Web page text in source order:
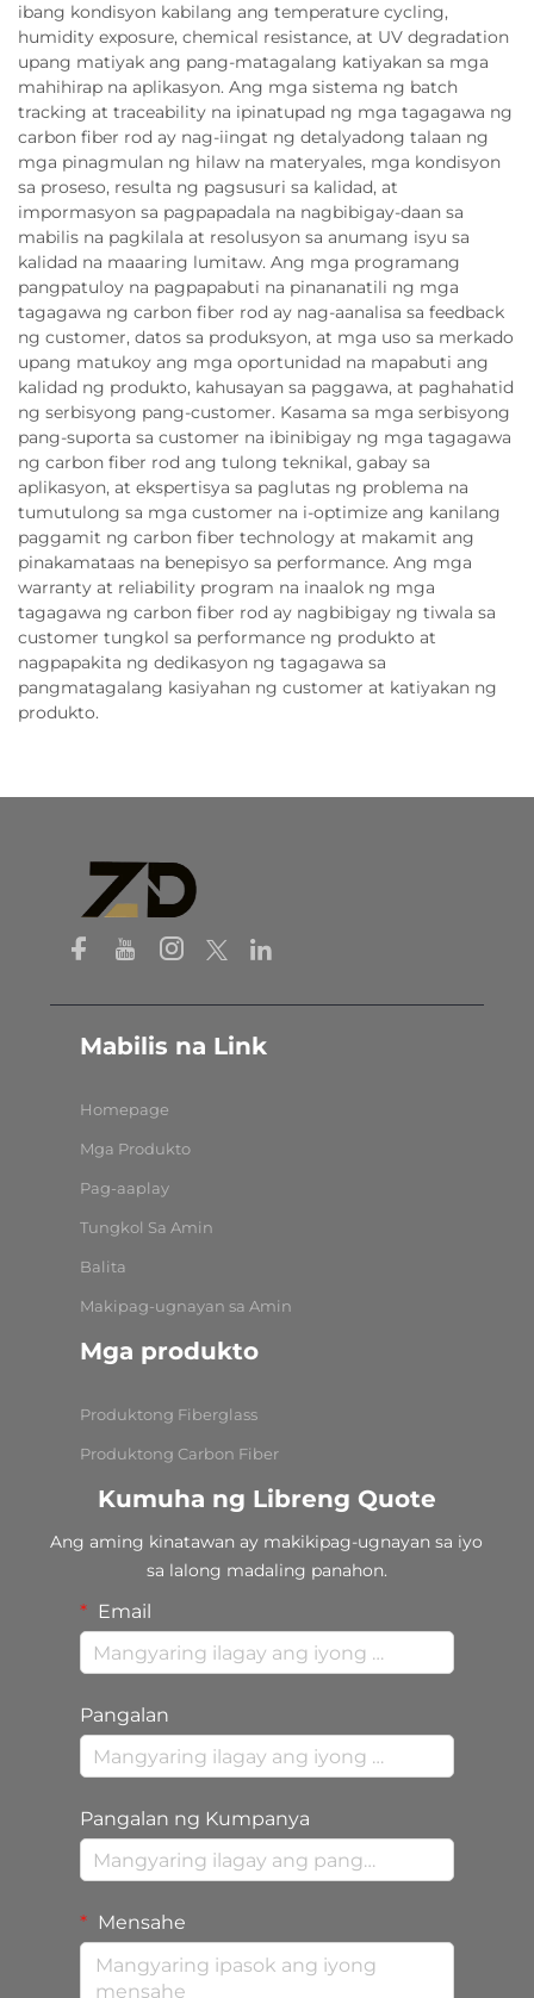
ibang kondisyon kabilang ang temperature cycling,
humidity exposure, chemical resistance, at UV degradation
upang matiyak ang pang-matagalang katiyakan sa mga
mahihirap na aplikasyon. Ang mga sistema ng batch
tracking at traceability na ipinatupad ng mga tagagawa ng
carbon fiber rod ay nag-iingat ng detalyadong talaan ng
mga pinagmulan ng hilaw na materyales, mga kondisyon
sa proseso, resulta ng pagsusuri sa kalidad, at
impormasyon sa pagpapadala na nagbibigay-daan sa
mabilis na pagkilala at resolusyon sa anumang isyu sa
kalidad na maaaring lumitaw. Ang mga programang
pangpatuloy na pagpapabuti na pinananatili ng mga
tagagawa ng carbon fiber rod ay nag-aanalisa sa feedback
ng customer, datos sa produksyon, at mga uso sa merkado
upang matukoy ang mga oportunidad na mapabuti ang
kalidad ng produkto, kahusayan sa paggawa, at paghahatid
ng serbisyong pang-customer. Kasama sa mga serbisyong
pang-suporta sa customer na ibinibigay ng mga tagagawa
ng carbon fiber rod ang tulong teknikal, gabay sa
aplikasyon, at ekspertisya sa paglutas ng problema na
tumutulong sa mga customer na i-optimize ang kanilang
paggamit ng carbon fiber technology at makamit ang
pinakamataas na benepisyo sa performance. Ang mga
warranty at reliability program na inaalok ng mga
tagagawa ng carbon fiber rod ay nagbibigay ng tiwala sa
customer tungkol sa performance ng produkto at
nagpapakita ng dedikasyon ng tagagawa sa
pangmatagalang kasiyahan ng customer at katiyakan ng
produkto.
Mabilis na Link
Homepage
Mga Produkto
Pag-aaplay
Tungkol Sa Amin
Balita
Makipag-ugnayan sa Amin
Mga produkto
Produktong Fiberglass
Produktong Carbon Fiber
Kumuha ng Libreng Quote
Ang aming kinatawan ay makikipag-ugnayan sa iyo
sa lalong madaling panahon.
Email
Pangalan
Pangalan ng Kumpanya
Mensahe